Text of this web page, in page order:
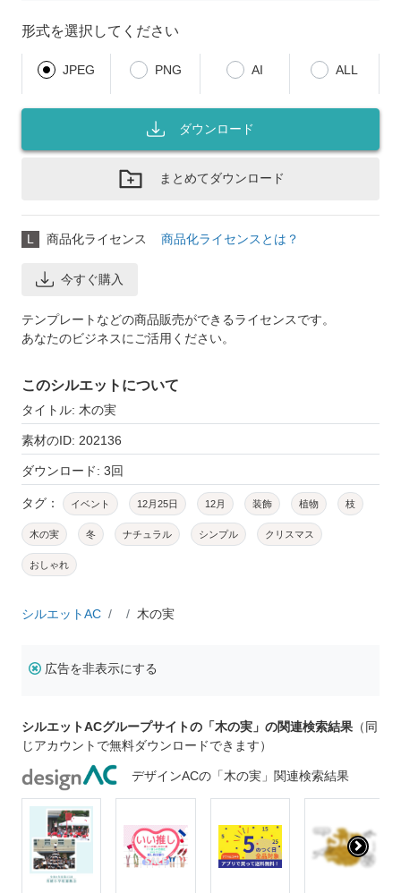
形式を選択してください
JPEG PNG AI ALL
ダウンロード
まとめてダウンロード
L 商品化ライセンス 商品化ライセンスとは？
今すぐ購入
テンプレートなどの商品販売ができるライセンスです。
あなたのビジネスにご活用ください。
このシルエットについて
タイトル: 木の実
素材のID: 202136
ダウンロード: 3回
タグ： イベント 12月25日 12月 装飾 植物 枝
木の実 冬 ナチュラル シンプル クリスマス
おしゃれ
シルエットAC 木の実
広告を非表示にする
シルエットACグループサイトの「木の実」の関連検索結果 （同
じアカウントで無料ダウンロードできます）
デザインACの「木の実」関連検索結果